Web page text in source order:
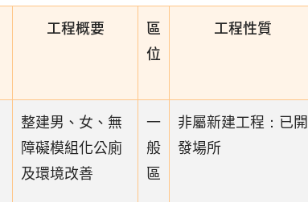
工程概要
區
位
工程性質
整建男、女、無
障礙模組化公廁
及環境改善
一
般
區
非屬新建工程：已開
發場所